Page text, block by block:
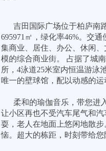
吉田国际广场位于柏庐南
695971 ㎡，绿化率46%。交通
集商业、居住、办公、休闲
模的综合商业街。
占据了城
所， 4泳道25米室内恒温游泳
唯一的壁球馆，配以动感的
柔和的瑜伽音乐，带您进
让小区再也不受汽车尾气和
耍，老人在地面上悠闲地散
恼。超大的栋距，时刻带给您